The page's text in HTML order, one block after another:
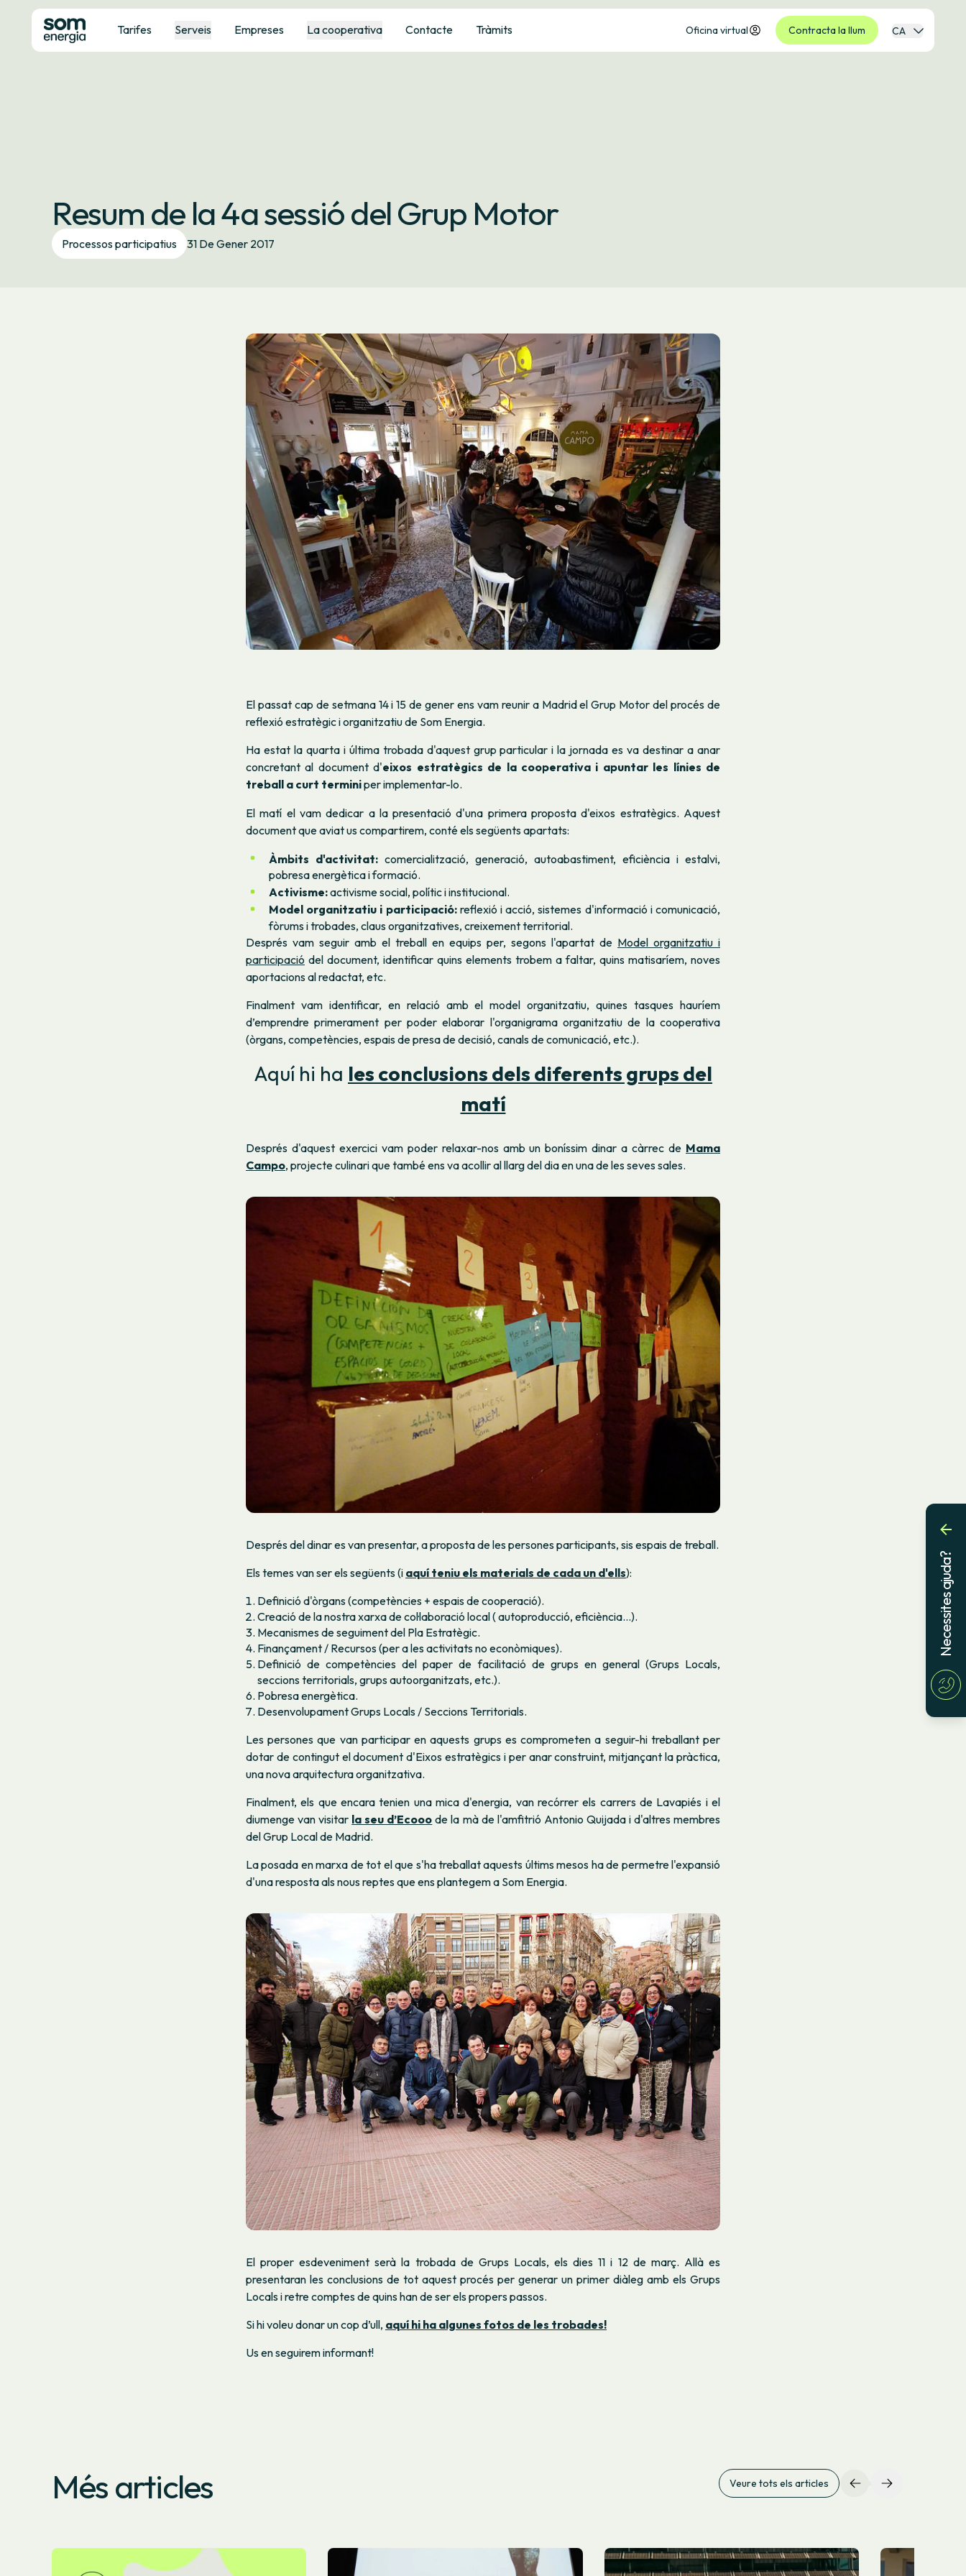
Tarifes Serveis Empreses La cooperativa Contacte Tràmits Oficina virtual Contracta la llum CA
Resum de la 4a sessió del Grup Motor
Processos participatius 31 De Gener 2017
El passat cap de setmana 14 i 15 de gener ens vam reunir a Madrid el Grup Motor del procés de
reflexió estratègic i organitzatiu de Som Energia.
Ha estat la quarta i última trobada d'aquest grup particular i la jornada es va destinar a anar
concretant al document d'eixos estratègics de la cooperativa i apuntar les línies de
treball a curt terminiper implementar-lo.
El matí el vam dedicar a la presentació d'una primera proposta d'eixos estratègics. Aquest
document que aviat us compartirem, conté els següents apartats:
Àmbits d'activitat: comercialització, generació, autoabastiment, eficiència i estalvi,
pobresa energètica i formació.
Activisme:activisme social, polític i institucional.
Model organitzatiu i participació:reflexió i acció, sistemes d'informació i comunicació,
fòrums i trobades, claus organitzatives, creixement territorial.
Després vam seguir amb el treball en equips per, segons l'apartat de Model organitzatiu i
participació del document, identificar quins elements trobem a faltar, quins matisaríem, noves
aportacions al redactat, etc.
Finalment vam identificar, en relació amb el model organitzatiu, quines tasques hauríem
d’emprendre primerament per poder elaborar l'organigrama organitzatiu de la cooperativa
(òrgans, competències, espais de presa de decisió, canals de comunicació, etc.).
Aquí hi ha les conclusions dels diferents grups del
matí
Després d'aquest exercici vam poder relaxar-nos amb un boníssim dinar a càrrec de Mama
Campo, projecte culinari que també ens va acollir al llarg del dia en una de les seves sales.
Després del dinar es van presentar, a proposta de les persones participants, sis espais de treball.
Els temes van ser els següents (i aquí teniu els materials de cada un d'ells):
Definició d'òrgans (competències + espais de cooperació).
Creació de la nostra xarxa de col·laboració local ( autoproducció, eficiència...).
Mecanismes de seguiment del Pla Estratègic.
Finançament / Recursos (per a les activitats no econòmiques).
Definició de competències del paper de facilitació de grups en general (Grups Locals,
seccions territorials, grups autoorganitzats, etc.).
Pobresa energètica.
Desenvolupament Grups Locals / Seccions Territorials.
Les persones que van participar en aquests grups es comprometen a seguir-hi treballant per
dotar de contingut el document d'Eixos estratègics i per anar construint, mitjançant la pràctica,
una nova arquitectura organitzativa.
Finalment, els que encara tenien una mica d'energia, van recórrer els carrers de Lavapiés i el
diumenge van visitar la seu d’Ecooo de la mà de l'amfitrió Antonio Quijada i d'altres membres
del Grup Local de Madrid.
La posada en marxa de tot el que s'ha treballat aquests últims mesos ha de permetre l'expansió
d'una resposta als nous reptes que ens plantegem a Som Energia.
El proper esdeveniment serà la trobada de Grups Locals, els dies 11 i 12 de març. Allà es
presentaran les conclusions de tot aquest procés per generar un primer diàleg amb els Grups
Locals i retre comptes de quins han de ser els propers passos.
Si hi voleu donar un cop d’ull, aquí hi ha algunes fotos de les trobades!
Us en seguirem informant!
Més articles Veure tots els articles
Necessites ajuda?